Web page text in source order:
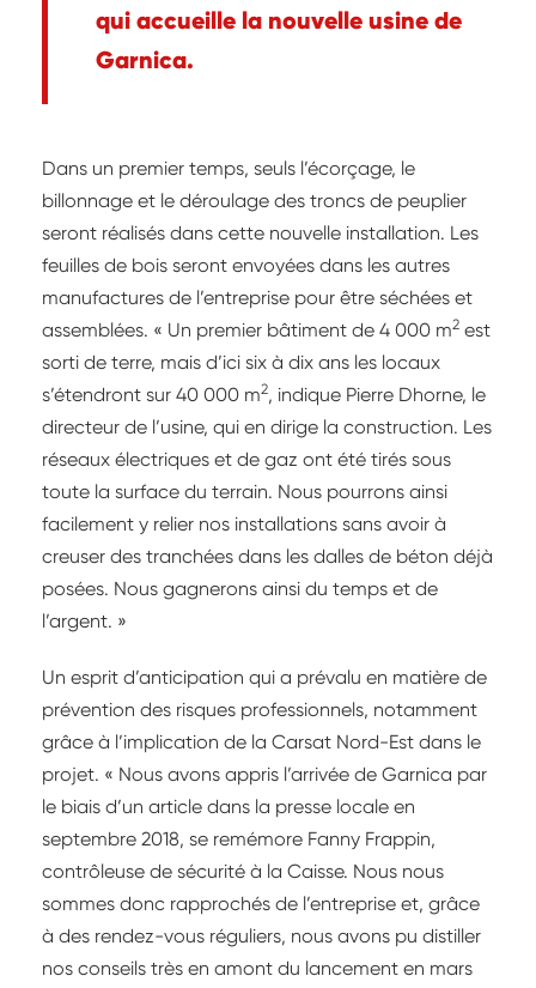
qui accueille la nouvelle usine de
Garnica.
Dans un premier temps, seuls l’écorçage, le
billonnage et le déroulage des troncs de peuplier
seront réalisés dans cette nouvelle installation. Les
feuilles de bois seront envoyées dans les autres
manufactures de l’entreprise pour être séchées et
assemblées. « Un premier bâtiment de 4 000 m2 est
sorti de terre, mais d’ici six à dix ans les locaux
s’étendront sur 40 000 m2, indique Pierre Dhorne, le
directeur de l’usine, qui en dirige la construction. Les
réseaux électriques et de gaz ont été tirés sous
toute la surface du terrain. Nous pourrons ainsi
facilement y relier nos installations sans avoir à
creuser des tranchées dans les dalles de béton déjà
posées. Nous gagnerons ainsi du temps et de
l’argent. »
Un esprit d’anticipation qui a prévalu en matière de
prévention des risques professionnels, notamment
grâce à l’implication de la Carsat Nord-Est dans le
projet. « Nous avons appris l’arrivée de Garnica par
le biais d’un article dans la presse locale en
septembre 2018, se remémore Fanny Frappin,
contrôleuse de sécurité à la Caisse. Nous nous
sommes donc rapprochés de l’entreprise et, grâce
à des rendez-vous réguliers, nous avons pu distiller
nos conseils très en amont du lancement en mars